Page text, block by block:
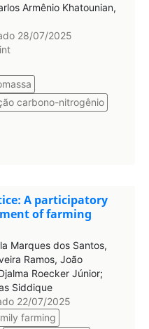
Armênio Khatounian,
28/07/2025
carbono-nitrogênio
A participatory
of farming
Marques dos Santos,
Ramos, João
Roecker Júnior;
Siddique
22/07/2025
farming